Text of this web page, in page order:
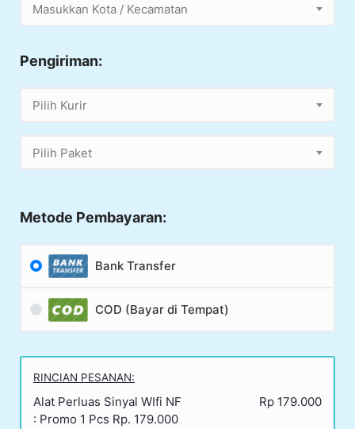
Masukkan Kota / Kecamatan
Pengiriman:
Pilih Kurir
Pilih Paket
Metode Pembayaran:
Bank Transfer
COD (Bayar di Tempat)
RINCIAN PESANAN:
Alat Perluas Sinyal WIfi NF
: Promo 1 Pcs Rp. 179.000
Rp 179.000